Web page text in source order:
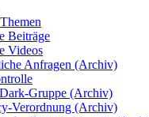
Beiträge
Videos
Anfragen (Archiv)
Gruppe (Archiv)
Verordnung (Archiv)